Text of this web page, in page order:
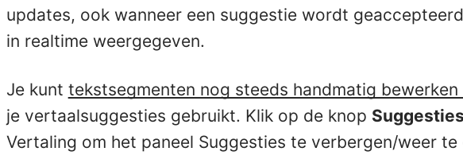
updates, ook wanneer een suggestie wordt
in realtime weergegeven.
Je kunt tekstsegmenten nog steeds handmatig bewerken
je vertaalsuggesties gebruikt. Klik op de knop Suggesties
Vertaling om het paneel Suggesties te verbergen/weer te